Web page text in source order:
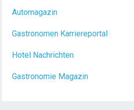
(m/w/d) Du bist Gastgeber aus
Automagazin
Gastronomen Karriereportal
Hotel Nachrichten
Gastronomie Magazin